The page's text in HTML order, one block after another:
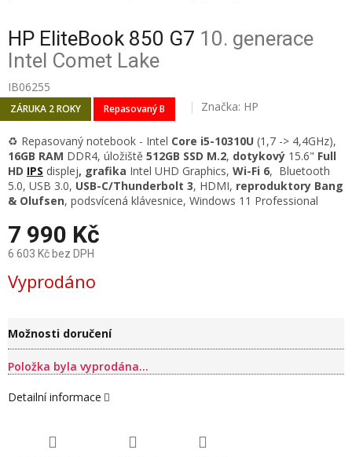
HP EliteBook 850 G7 10. generace
Intel Comet Lake
IB06255
ZÁRUKA 2 ROKY Repasovaný B Značka: HP
♻️ Repasovaný notebook - Intel Core i5-10310U (1,7 -> 4,4GHz),
16GB RAM DDR4, úložiště 512GB SSD M.2, dotykový 15.6" Full
HD IPS displej, grafika Intel UHD Graphics, Wi-Fi 6, Bluetooth
5.0, USB 3.0, USB-C/Thunderbolt 3, HDMI, reproduktory Bang
& Olufsen, podsvícená klávesnice, Windows 11 Professional
7 990 Kč
6 603 Kč bez DPH
Měrná
cena:
Vyprodáno
Možnosti doručení
Položka byla vyprodána…
Detailní informace